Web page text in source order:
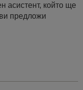
асистент, който ще
предложи